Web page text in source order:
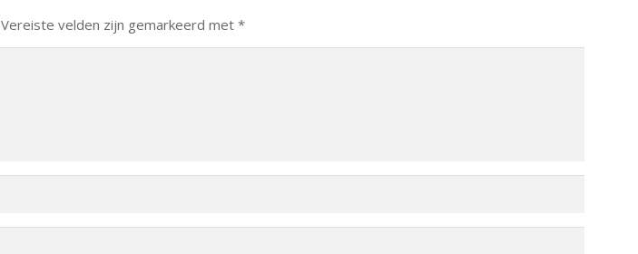
Vereiste velden zijn gemarkeerd met *